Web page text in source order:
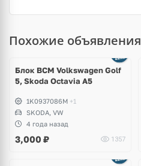
Похожие объявления
Блок BCM Volkswagen Golf
5, Skoda Octavia A5
1K0937086M +1
SKODA, VW
4 года назад
3,000 ₽ 1357